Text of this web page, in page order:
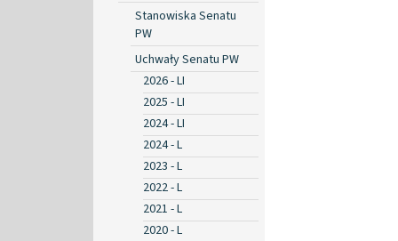
Stanowiska Senatu
PW
Uchwały Senatu PW
2026 - LI
2025 - LI
2024 - LI
2024 - L
2023 - L
2022 - L
2021 - L
2020 - L